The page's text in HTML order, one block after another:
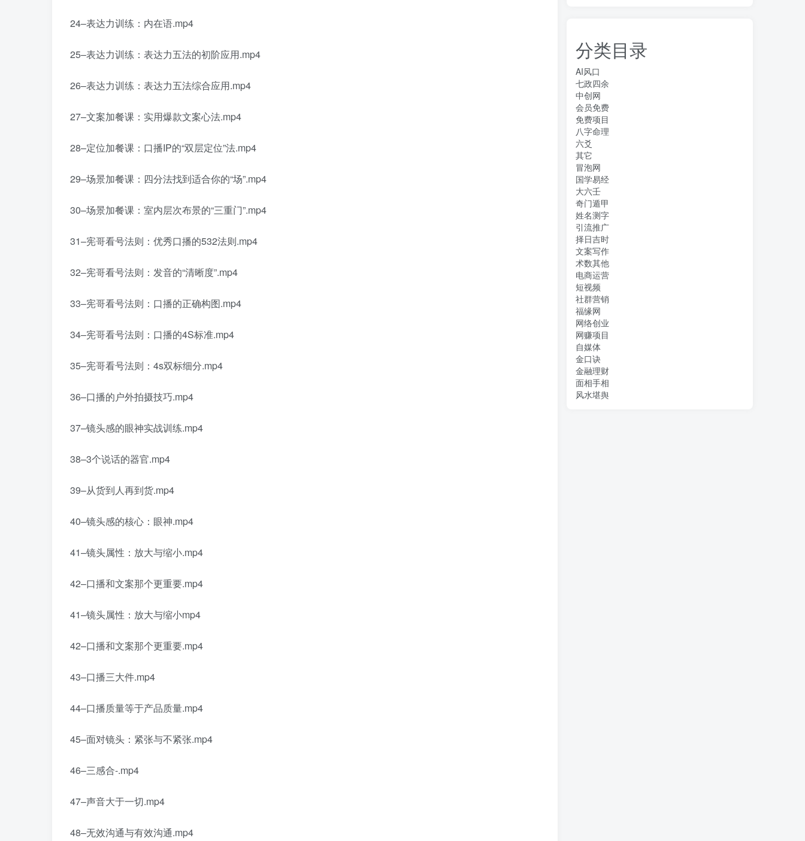
24–表达力训练：内在语.mp4
25–表达力训练：表达力五法的初阶应用.mp4
26–表达力训练：表达力五法综合应用.mp4
27–文案加餐课：实用爆款文案心法.mp4
28–定位加餐课：口播IP的“双层定位”法.mp4
29–场景加餐课：四分法找到适合你的“场”.mp4
30–场景加餐课：室内层次布景的“三重门”.mp4
31–宪哥看号法则：优秀口播的532法则.mp4
32–宪哥看号法则：发音的“清晰度”.mp4
33–宪哥看号法则：口播的正确构图.mp4
34–宪哥看号法则：口播的4S标准.mp4
35–宪哥看号法则：4s双标细分.mp4
36–口播的户外拍摄技巧.mp4
37–镜头感的眼神实战训练.mp4
38–3个说话的器官.mp4
39–从货到人再到货.mp4
40–镜头感的核心：眼神.mp4
41–镜头属性：放大与缩小.mp4
42–口播和文案那个更重要.mp4
41–镜头属性：放大与缩小mp4
42–口播和文案那个更重要.mp4
43–口播三大件.mp4
44–口播质量等于产品质量.mp4
45–面对镜头：紧张与不紧张.mp4
46–三感合-.mp4
47–声音大于一切.mp4
48–无效沟通与有效沟通.mp4
分类目录
AI风口
七政四余
中创网
会员免费
免费项目
八字命理
六爻
其它
冒泡网
国学易经
大六壬
奇门遁甲
姓名测字
引流推广
择日吉时
文案写作
术数其他
电商运营
短视频
社群营销
福缘网
网络创业
网赚项目
自媒体
金口诀
金融理财
面相手相
风水堪舆